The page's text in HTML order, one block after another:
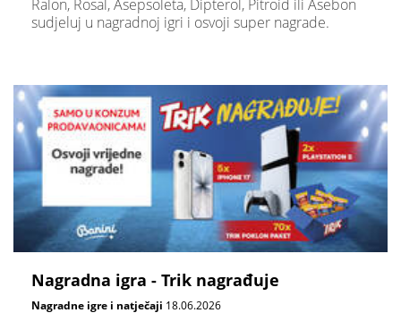
Ralon, Rosal, Asepsoleta, Dipterol, Pitroid ili Asebon
sudjeluj u nagradnoj igri i osvoji super nagrade.
Nagradna igra - Trik nagrađuje
Nagradne igre i natječaji 18.06.2026